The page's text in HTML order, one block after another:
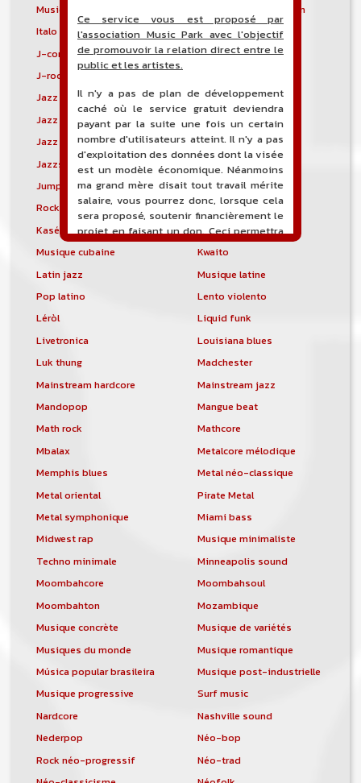
Musique irlandaise
Rock progressif italien
Italo Disco
Italo house
J-core
J-pop
J-rock
Jazz blues
Jazz modal
Jazz Nouvelle-Orléans
Jazz punk
Jazz vocal
Jazz-funk
Jazzstep
Jersey club
Jump blues
Jump-up
Rock canadien
Kansas City blues
Kasékò
Kizomba
Musique cubaine
Kwaito
Latin jazz
Musique latine
Pop latino
Lento violento
Léròl
Liquid funk
Livetronica
Louisiana blues
Luk thung
Madchester
Mainstream hardcore
Mainstream jazz
Mandopop
Mangue beat
Math rock
Mathcore
Mbalax
Metalcore mélodique
Memphis blues
Metal néo-classique
Metal oriental
Pirate Metal
Metal symphonique
Miami bass
Midwest rap
Musique minimaliste
Techno minimale
Minneapolis sound
Moombahcore
Moombahsoul
Moombahton
Mozambique
Musique concrète
Musique de variétés
Musiques du monde
Musique romantique
Música popular brasileira
Musique post-industrielle
Musique progressive
Surf music
Nardcore
Nashville sound
Nederpop
Néo-bop
Rock néo-progressif
Néo-trad
Ce service vous est proposé par
l'association Music Park avec l'objectif
de promouvoir la relation direct entre le
public et les artistes.
Il n'y a pas de plan de développement
caché où le service gratuit deviendra
payant par la suite une fois un certain
nombre d'utilisateurs atteint. Il n'y a pas
d'exploitation des données dont la visée
est un modèle économique. Néanmoins
ma grand mère disait tout travail mérite
salaire, vous pourrez donc, lorsque cela
sera proposé, soutenir financièrement le
projet en faisant un don. Ceci permettra
de financer l'hébergement, le nom de
de développement du site, et peut-être
une campagne de communication. Il va
comptabilité sera totalement publique
visible directement sur le site.
Un nouveau service de petites annonces
pour musicien vous est proposé sur le
site. Ce service permet, lorsque vous
êtes musiciens ou un groupe, un
orchestre, DJ, etc... de chercher un/des